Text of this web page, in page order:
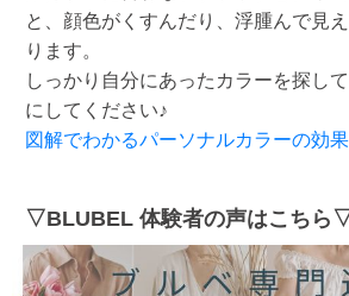
と、顔色がくすんだり、浮腫んで見
ります。
しっかり自分にあったカラーを探し
にしてください♪
図解でわかるパーソナルカラーの効
▽BLUBEL 体験者の声はこちら